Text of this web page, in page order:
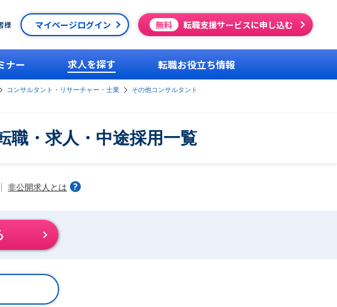
様 マイページログイン 無料 転職支援サービスに申し込む
ナー 求人を探す 転職お役立ち情報
コンサルタント・リサーチャー・士業
その他コンサルタント
職・求人・中途採用一覧
非公開求人とは